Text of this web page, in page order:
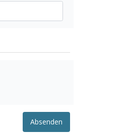
Absenden